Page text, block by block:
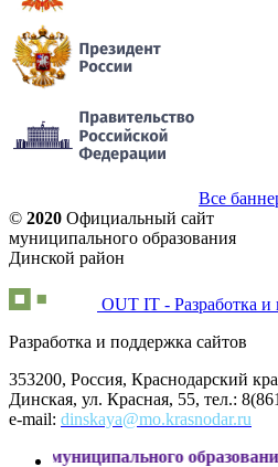
Все
© 2020 Официальный сайт
муниципального образования
Динской район
OUT IT - Разработка и
Разработка и поддержка сайтов
353200, Россия, Краснодарский
Динская, ул. Красная, 55, тел.:
e-mail: dinskaya@mo.krasnodar.ru
образования